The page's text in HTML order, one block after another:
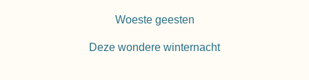
Woeste geesten
Deze wondere winternacht